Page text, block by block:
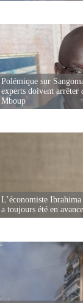
Polémique sur
experts doivent arrêter
Mboup
L’économiste
a toujours été en